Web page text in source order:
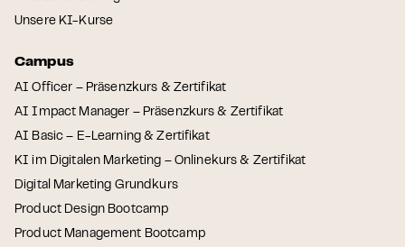
Unsere KI-Kurse
Campus
AI Officer – Präsenzkurs & Zertifikat
AI Impact Manager – Präsenzkurs & Zertifikat
AI Basic – E-Learning & Zertifikat
KI im Digitalen Marketing – Onlinekurs & Zertifikat
Digital Marketing Grundkurs
Product Design Bootcamp
Product Management Bootcamp